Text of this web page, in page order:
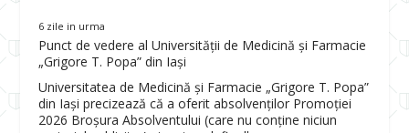
6 zile in urma
Punct de vedere al Universității de Medicină și Farmacie
„Grigore T. Popa” din Iași
Universitatea de Medicină și Farmacie „Grigore T. Popa”
din Iași precizează că a oferit absolvenților Promoției
2026 Broșura Absolventului (care nu conține niciun